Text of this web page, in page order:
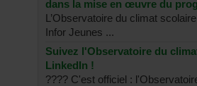
dans la mise en œuvre du
L’Observatoire du climat
Infor Jeunes ...
Suivez l'Observatoire du
LinkedIn !
???? C'est officiel :